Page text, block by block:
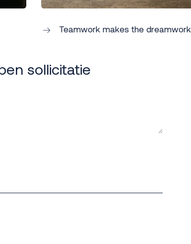
Teamwork makes the dreamwork
sollicitatie